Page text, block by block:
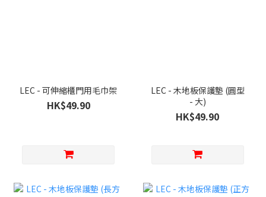
LEC - 可伸縮櫃門用毛巾架
HK$49.90
LEC - 木地板保護墊 (圓型
- 大)
HK$49.90